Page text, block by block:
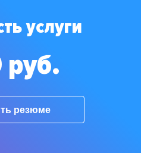
услуги
резюме